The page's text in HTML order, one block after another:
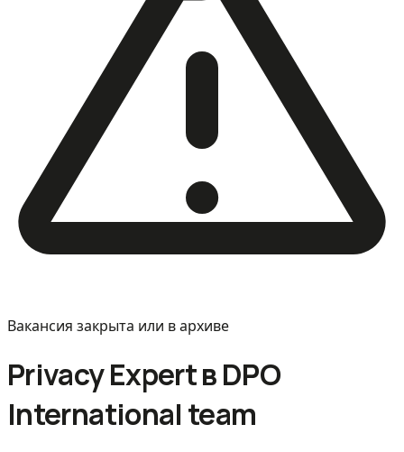
Вакансия закрыта или в архиве
Privacy Expert в DPO
International team